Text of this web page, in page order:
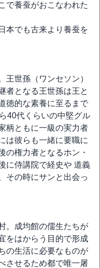
で養蚕がおこなわれた
本でも古来より養蚕を
王世孫（ワンセソン）
者となる王世孫は王と
徳的な素養に至るまで
40代くらいの中堅グル
柄ともに一級の実力者
は彼らも一緒に要職に
の権力者となるホン・
に侍講院で経史や 道義
その時にサンと出会っ
。成均館の儒生たちが
をはからう目的で形成
の生活に必要なものが
させるため都で唯一屠